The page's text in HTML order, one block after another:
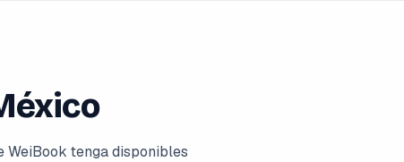
WeiBook tenga disponibles